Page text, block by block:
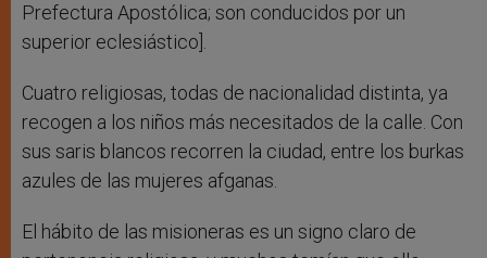
Prefectura Apostólica; son conducidos por un
superior eclesiástico].
Cuatro religiosas, todas de nacionalidad distinta, ya
recogen a los niños más necesitados de la calle. Con
sus saris blancos recorren la ciudad, entre los burkas
azules de las mujeres afganas.
El hábito de las misioneras es un signo claro de